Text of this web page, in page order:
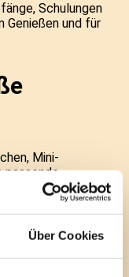
Über Cookies
Schulungen
Genießen und für
Mini-
passende